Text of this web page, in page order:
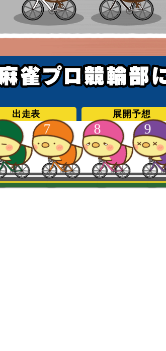
出走表 展開予想